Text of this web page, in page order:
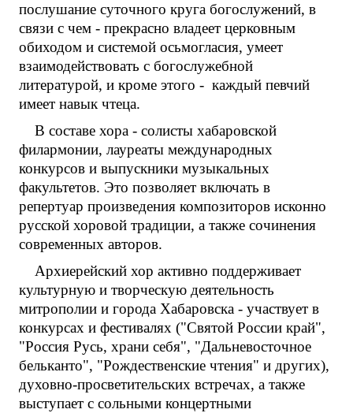
послушание суточного круга богослужений, в
связи с чем - прекрасно владеет церковным
обиходом и системой осьмогласия, умеет
взаимодействовать с богослужебной
литературой, и кроме этого - каждый певчий
имеет навык чтеца.
В составе хора - солисты хабаровской
филармонии, лауреаты международных
конкурсов и выпускники музыкальных
факультетов. Это позволяет включать в
репертуар произведения композиторов исконно
русской хоровой традиции, а также сочинения
современных авторов.
Архиерейский хор активно поддерживает
культурную и творческую деятельность
митрополии и города Хабаровска - участвует в
конкурсах и фестивалях ("Святой России край",
"Россия Русь, храни себя", "Дальневосточное
бельканто", "Рождественские чтения" и других),
духовно-просветительских встречах, а также
выступает с сольными концертными